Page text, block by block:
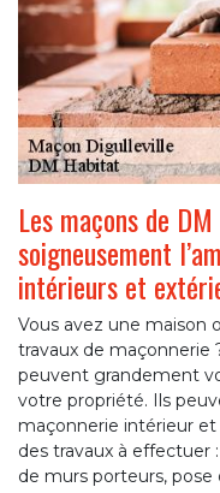
Les maçons de
soigneusement
intérieurs et
Vous avez une maison
travaux de maçonnerie
peuvent grandement
votre propriété. Ils
maçonnerie intérieur et
des travaux à effectuer
de murs porteurs,